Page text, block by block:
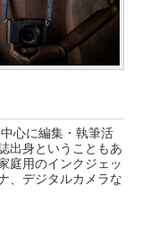
心に編集・執筆活
出身ということもあ
庭用のインクジェッ
、デジタルカメラな